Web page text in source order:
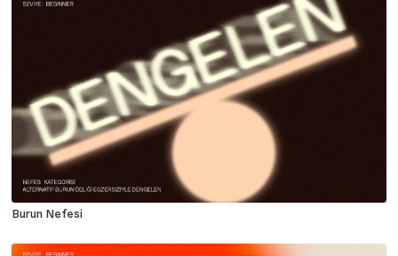
Burun Nefesi